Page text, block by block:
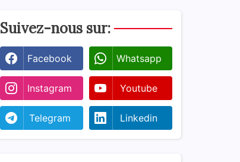
Suivez-nous sur:
Facebook Whatsapp
Instagram Youtube
Telegram Linkedin